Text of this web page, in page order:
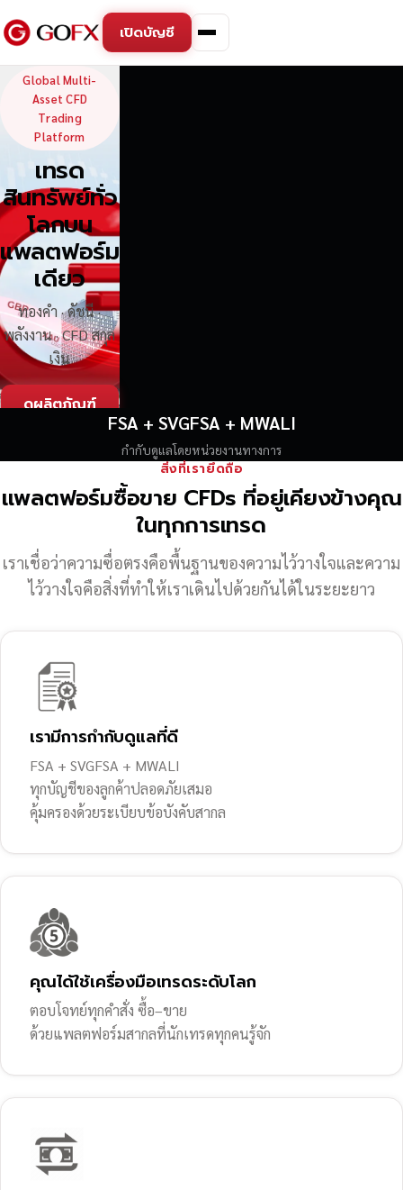
เปิดบัญชี
GoFX — Global Multi-
Global Multi-
Asset CFD
Trading
Platform
เทรด
สินทรัพย์ทั่ว
โลกบน
แพลตฟอร์ม
เดียว
ทองคำ · ดัชนี ·
พลังงาน · CFD สกุล
เงิน
ดูผลิตภัณฑ์
FSA + SVGFSA + MWALI
กำกับดูแลโดยหน่วยงานทางการ
สิ่งที่เรายึดถือ
แพลตฟอร์มซื้อขาย CFDs ที่อยู่เคียงข้างคุณ
ในทุกการเทรด
เราเชื่อว่าความซื่อตรงคือพื้นฐานของความไว้วางใจและความ
ไว้วางใจคือสิ่งที่ทำให้เราเดินไปด้วยกันได้ในระยะยาว
เรามีการกำกับดูแลที่ดี
FSA + SVGFSA + MWALI
ทุกบัญชีของลูกค้าปลอดภัยเสมอ
คุ้มครองด้วยระเบียบข้อบังคับสากล
คุณได้ใช้เครื่องมือเทรดระดับโลก
ตอบโจทย์ทุกคำสั่ง ซื้อ–ขาย
ด้วยแพลตฟอร์มสากลที่นักเทรดทุกคนรู้จัก